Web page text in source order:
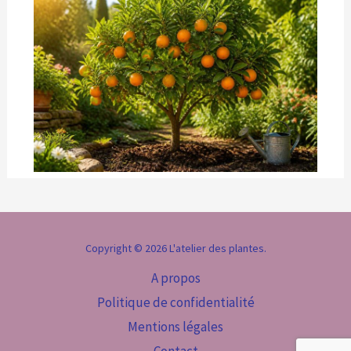
Copyright © 2026 L'atelier des plantes.
A propos
Politique de confidentialité
Mentions légales